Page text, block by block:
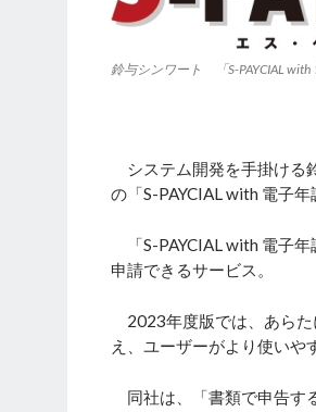
鈴与シンワート 「S-PAYCIAL
システム開発を手掛ける
の「S-PAYCIAL with 電子
「S-PAYCIAL with 電子
申請できるサービス。
2023年度版では、あらた
え、ユーザーがより使いや
同社は、「書類で申告す